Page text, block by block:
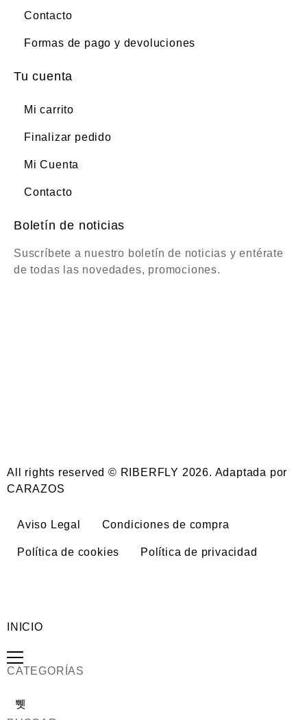
Contacto
Formas de pago y devoluciones
Tu cuenta
Mi carrito
Finalizar pedido
Mi Cuenta
Contacto
Boletín de noticias
Suscríbete a nuestro boletín de noticias y entérate
de todas las novedades, promociones.
All rights reserved © RIBERFLY 2026. Adaptada por
CARAZOS
Aviso Legal Condiciones de compra
Política de cookies Política de privacidad
INICIO
CATEGORÍAS